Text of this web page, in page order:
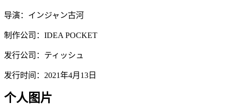
导演：インジャン古河
制作公司：IDEA POCKET
发行公司：ティッシュ
发行时间：2021年4月13日
个人图片